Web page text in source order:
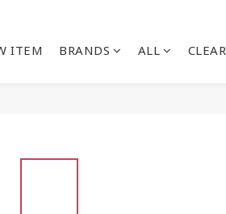
ITEM BRANDS ALL